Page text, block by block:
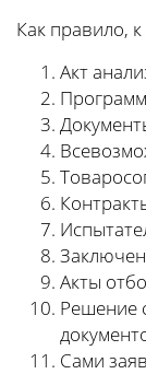
Как правило,
Акт
Акты
Решение
Сами